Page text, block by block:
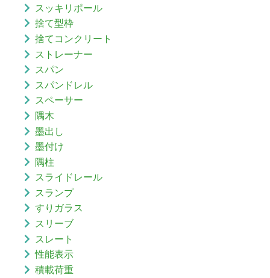
スッキリポール
捨て型枠
捨てコンクリート
ストレーナー
スパン
スパンドレル
スペーサー
隅木
墨出し
墨付け
隅柱
スライドレール
スランプ
すりガラス
スリーブ
スレート
性能表示
積載荷重